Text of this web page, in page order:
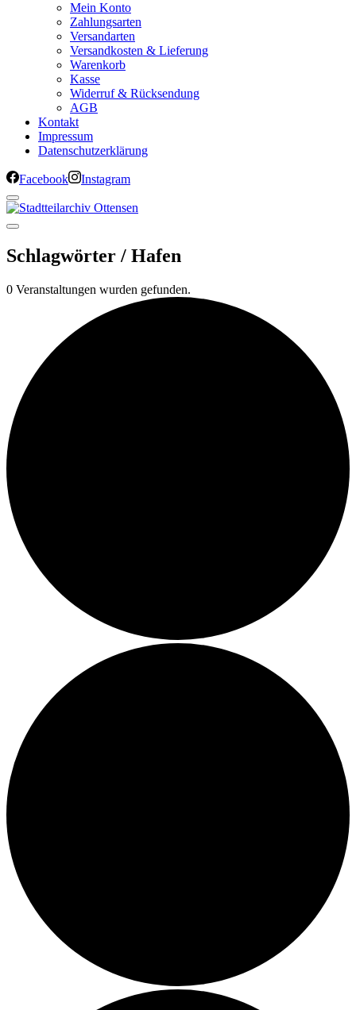
Mein Konto
Zahlungsarten
Versandarten
Versandkosten & Lieferung
Warenkorb
Kasse
Widerruf & Rücksendung
AGB
Kontakt
Impressum
Datenschutzerklärung
Facebook Instagram
Schlagwörter / Hafen
0 Veranstaltungen wurden gefunden.